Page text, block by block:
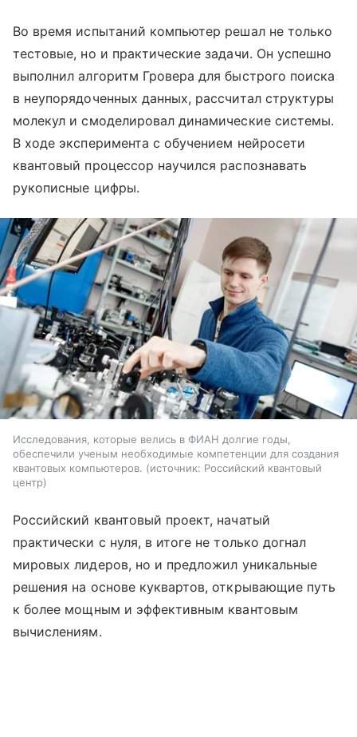
Во время испытаний компьютер решал не только
тестовые, но и практические задачи. Он успешно
выполнил алгоритм Гровера для быстрого поиска
в неупорядоченных данных, рассчитал структуры
молекул и смоделировал динамические системы.
В ходе эксперимента с обучением нейросети
квантовый процессор научился распознавать
рукописные цифры.
Исследования, которые велись в ФИАН долгие годы,
обеспечили ученым необходимые компетенции для создания
квантовых компьютеров.
источник: Российский квантовый
центр
Российский квантовый проект, начатый
практически с нуля, в итоге не только догнал
мировых лидеров, но и предложил уникальные
решения на основе куквартов, открывающие путь
к более мощным и эффективным квантовым
вычислениям.